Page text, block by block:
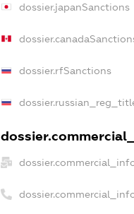
dossier.japanSanctions
dossier.rfSanctions